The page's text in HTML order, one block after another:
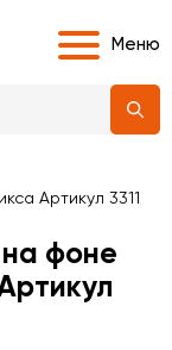
Меню
Артикул 3311
фоне